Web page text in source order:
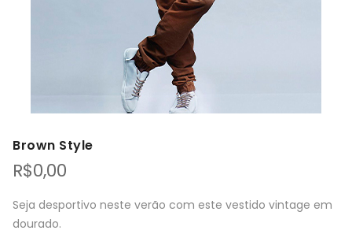
Brown Style
R$0,00
Seja desportivo neste verão com este vestido vintage em
dourado.